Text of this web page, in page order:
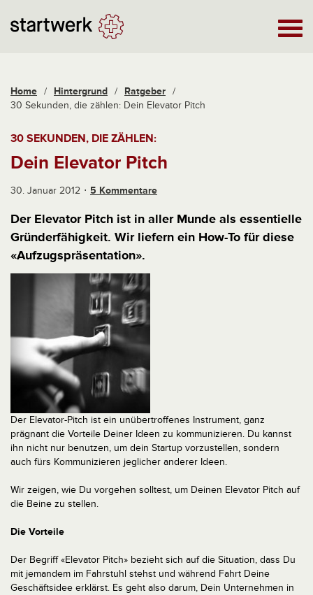
Home / Hintergrund / Ratgeber /
30 Sekunden, die zählen: Dein Elevator Pitch
30 SEKUNDEN, DIE ZÄHLEN:
Dein Elevator Pitch
30. Januar 2012 5 Kommentare
Der Elevator Pitch ist in aller Munde als essentielle
Gründerfähigkeit. Wir liefern ein How-To für diese
«Aufzugspräsentation».
Der Elevator-Pitch ist ein unübertroffenes Instrument, ganz
prägnant die Vorteile Deiner Ideen zu kommunizieren. Du kannst
ihn nicht nur benutzen, um dein Startup vorzustellen, sondern
auch fürs Kommunizieren jeglicher anderer Ideen.
Wir zeigen, wie Du vorgehen solltest, um Deinen Elevator Pitch auf
die Beine zu stellen.
Die Vorteile
Der Begriff «Elevator Pitch» bezieht sich auf die Situation, dass Du
mit jemandem im Fahrstuhl stehst und während Fahrt Deine
Geschäftsidee erklärst. Es geht also darum, Dein Unternehmen in